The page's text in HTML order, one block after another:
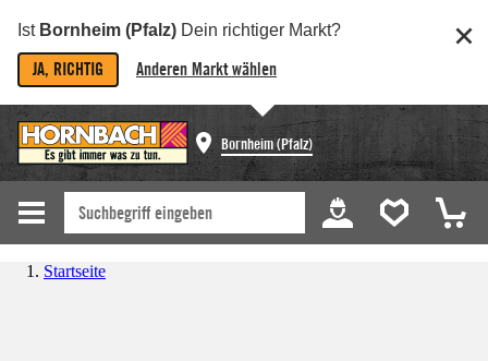
Ist Bornheim (Pfalz) Dein richtiger Markt?
JA, RICHTIG Anderen Markt wählen
Bornheim (Pfalz)
Startseite